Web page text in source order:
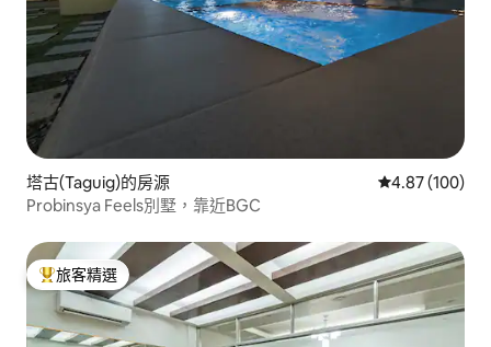
塔古(Taguig)的房源 從 100 則評價
4.87 (100)
Probinsya Feels別墅，靠近BGC
旅客精選榜首
旅客精選